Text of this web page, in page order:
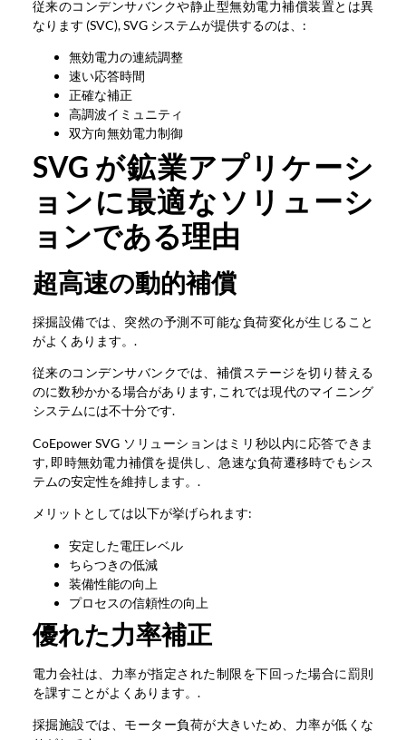
従来のコンデンサバンクや静止型無効電力補償装置とは異
なります (SVC), SVG システムが提供するのは、:
無効電力の連続調整
速い応答時間
正確な補正
高調波イミュニティ
双方向無効電力制御
SVG が鉱業アプリケーシ
ョンに最適なソリューシ
ョンである理由
超高速の動的補償
採掘設備では、突然の予測不可能な負荷変化が生じること
がよくあります。.
従来のコンデンサバンクでは、補償ステージを切り替える
のに数秒かかる場合があります, これでは現代のマイニング
システムには不十分です.
CoEpower SVG ソリューションはミリ秒以内に応答できま
す, 即時無効電力補償を提供し、急速な負荷遷移時でもシス
テムの安定性を維持します。.
メリットとしては以下が挙げられます:
安定した電圧レベル
ちらつきの低減
装備性能の向上
プロセスの信頼性の向上
優れた力率補正
電力会社は、力率が指定された制限を下回った場合に罰則
を課すことがよくあります。.
採掘施設では、モーター負荷が大きいため、力率が低くな